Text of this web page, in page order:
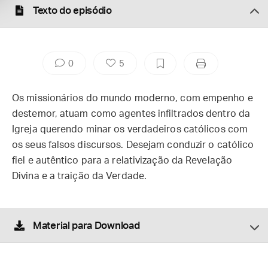
Texto do episódio
0 5
Os missionários do mundo moderno, com empenho e
destemor, atuam como agentes infiltrados dentro da
Igreja querendo minar os verdadeiros católicos com
os seus falsos discursos. Desejam conduzir o católico
fiel e autêntico para a relativização da Revelação
Divina e a traição da Verdade.
Material para Download